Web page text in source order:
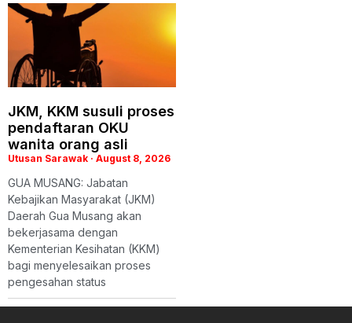
JKM, KKM susuli proses
pendaftaran OKU
wanita orang asli
Utusan Sarawak August 8, 2026
GUA MUSANG: Jabatan
Kebajikan Masyarakat (JKM)
Daerah Gua Musang akan
bekerjasama dengan
Kementerian Kesihatan (KKM)
bagi menyelesaikan proses
pengesahan status